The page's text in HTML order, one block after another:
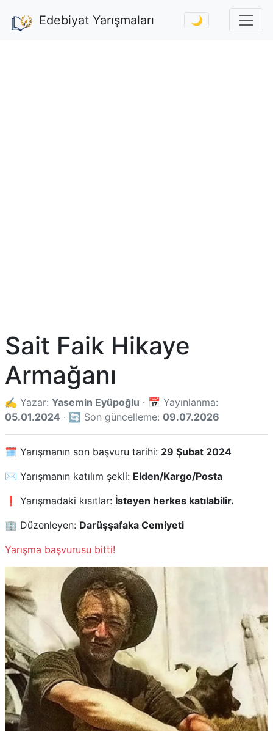
Edebiyat Yarışmaları 🌙
Sait Faik Hikaye
Armağanı
✍️ Yazar: Yasemin Eyüpoğlu · 📅 Yayınlanma:
05.01.2024 · 🔄 Son güncelleme: 09.07.2026
🗓️ Yarışmanın son başvuru tarihi: 29 Şubat 2024
✉️ Yarışmanın katılım şekli: Elden/Kargo/Posta
❗ Yarışmadaki kısıtlar: İsteyen herkes katılabilir.
🏢 Düzenleyen: Darüşşafaka Cemiyeti
Yarışma başvurusu bitti!